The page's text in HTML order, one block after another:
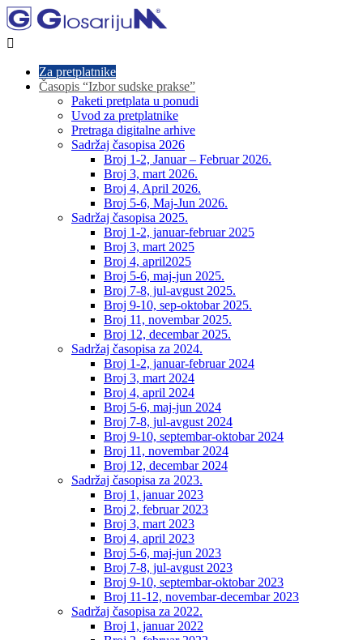

Za pretplatnike
Časopis “Izbor sudske prakse”
Paketi pretplata u ponudi
Uvod za pretplatnike
Pretraga digitalne arhive
Sadržaj časopisa 2026
Broj 1-2, Januar – Februar 2026.
Broj 3, mart 2026.
Broj 4, April 2026.
Broj 5-6, Maj-Jun 2026.
Sadržaj časopisa 2025.
Broj 1-2, januar-februar 2025
Broj 3, mart 2025
Broj 4, april2025
Broj 5-6, maj-jun 2025.
Broj 7-8, jul-avgust 2025.
Broj 9-10, sep-oktobar 2025.
Broj 11, novembar 2025.
Broj 12, decembar 2025.
Sadržaj časopisa za 2024.
Broj 1-2, januar-februar 2024
Broj 3, mart 2024
Broj 4, april 2024
Broj 5-6, maj-jun 2024
Broj 7-8, jul-avgust 2024
Broj 9-10, septembar-oktobar 2024
Broj 11, novembar 2024
Broj 12, decembar 2024
Sadržaj časopisa za 2023.
Broj 1, januar 2023
Broj 2, februar 2023
Broj 3, mart 2023
Broj 4, april 2023
Broj 5-6, maj-jun 2023
Broj 7-8, jul-avgust 2023
Broj 9-10, septembar-oktobar 2023
Broj 11-12, novembar-decembar 2023
Sadržaj časopisa za 2022.
Broj 1, januar 2022